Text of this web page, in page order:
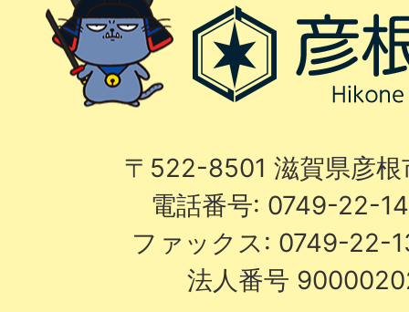
〒522-8501 滋賀県彦
電話番号: 0749-22-
ファックス: 0749-22-
法人番号